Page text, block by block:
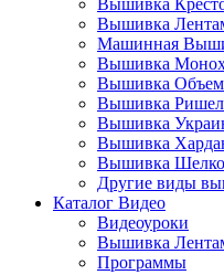
Вышивка
Вышивка
Машинная
Вышивка
Вышивка
Вышивка
Вышивка
Вышивка
Вышивка
Другие виды
Каталог Видео
Видеоуроки
Вышивка
Программы